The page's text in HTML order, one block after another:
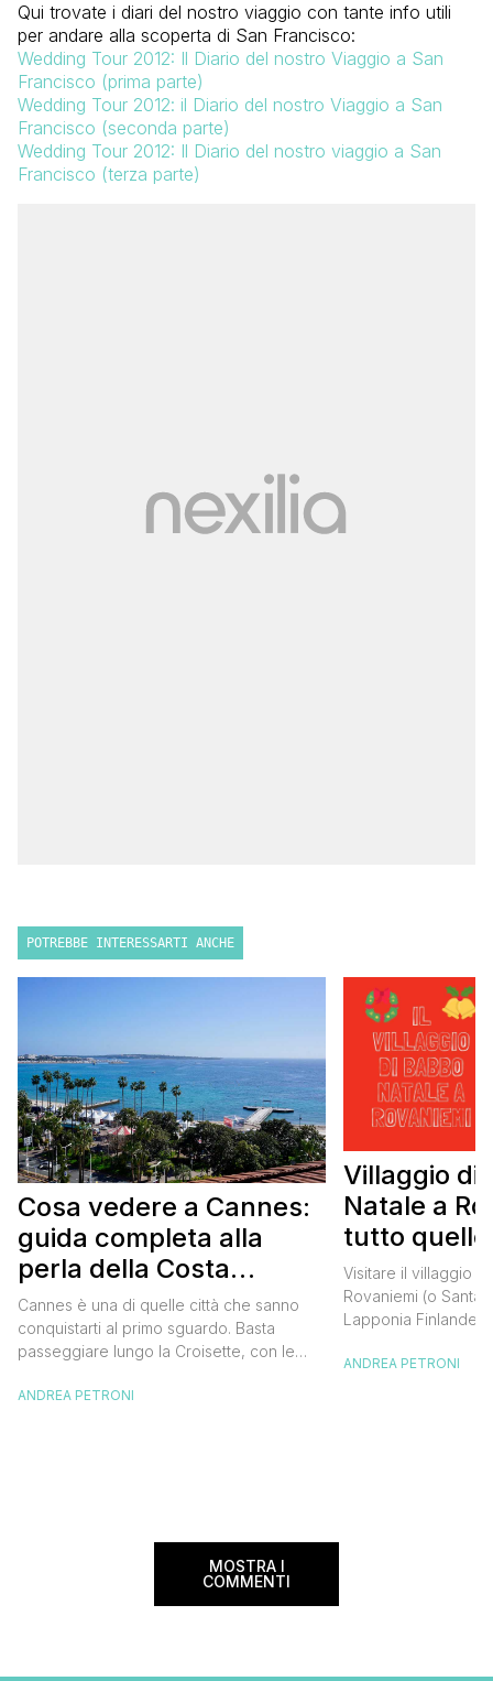
Qui trovate i diari del nostro viaggio con tante info utili
per andare alla scoperta di San Francisco:
Wedding Tour 2012: Il Diario del nostro Viaggio a San
Francisco (prima parte)
Wedding Tour 2012: il Diario del nostro Viaggio a San
Francisco (seconda parte)
Wedding Tour 2012: Il Diario del nostro viaggio a San
Francisco (terza parte)
POTREBBE INTERESSARTI ANCHE
Cosa vedere a Cannes:
guida completa alla
perla della Costa
Azzurra
Cannes è una di quelle città che sanno
conquistarti al primo sguardo. Basta
passeggiare lungo la Croisette, con le
azzurro e il profumo del mare che ti
ANDREA PETRONI
Villaggio di
Natale a
tutto
sapere
Visitare il villaggio
Rovaniemi (o Santa
Lapponia
nella vita, un sogno
ANDREA PETRONI
MOSTRA I
COMMENTI